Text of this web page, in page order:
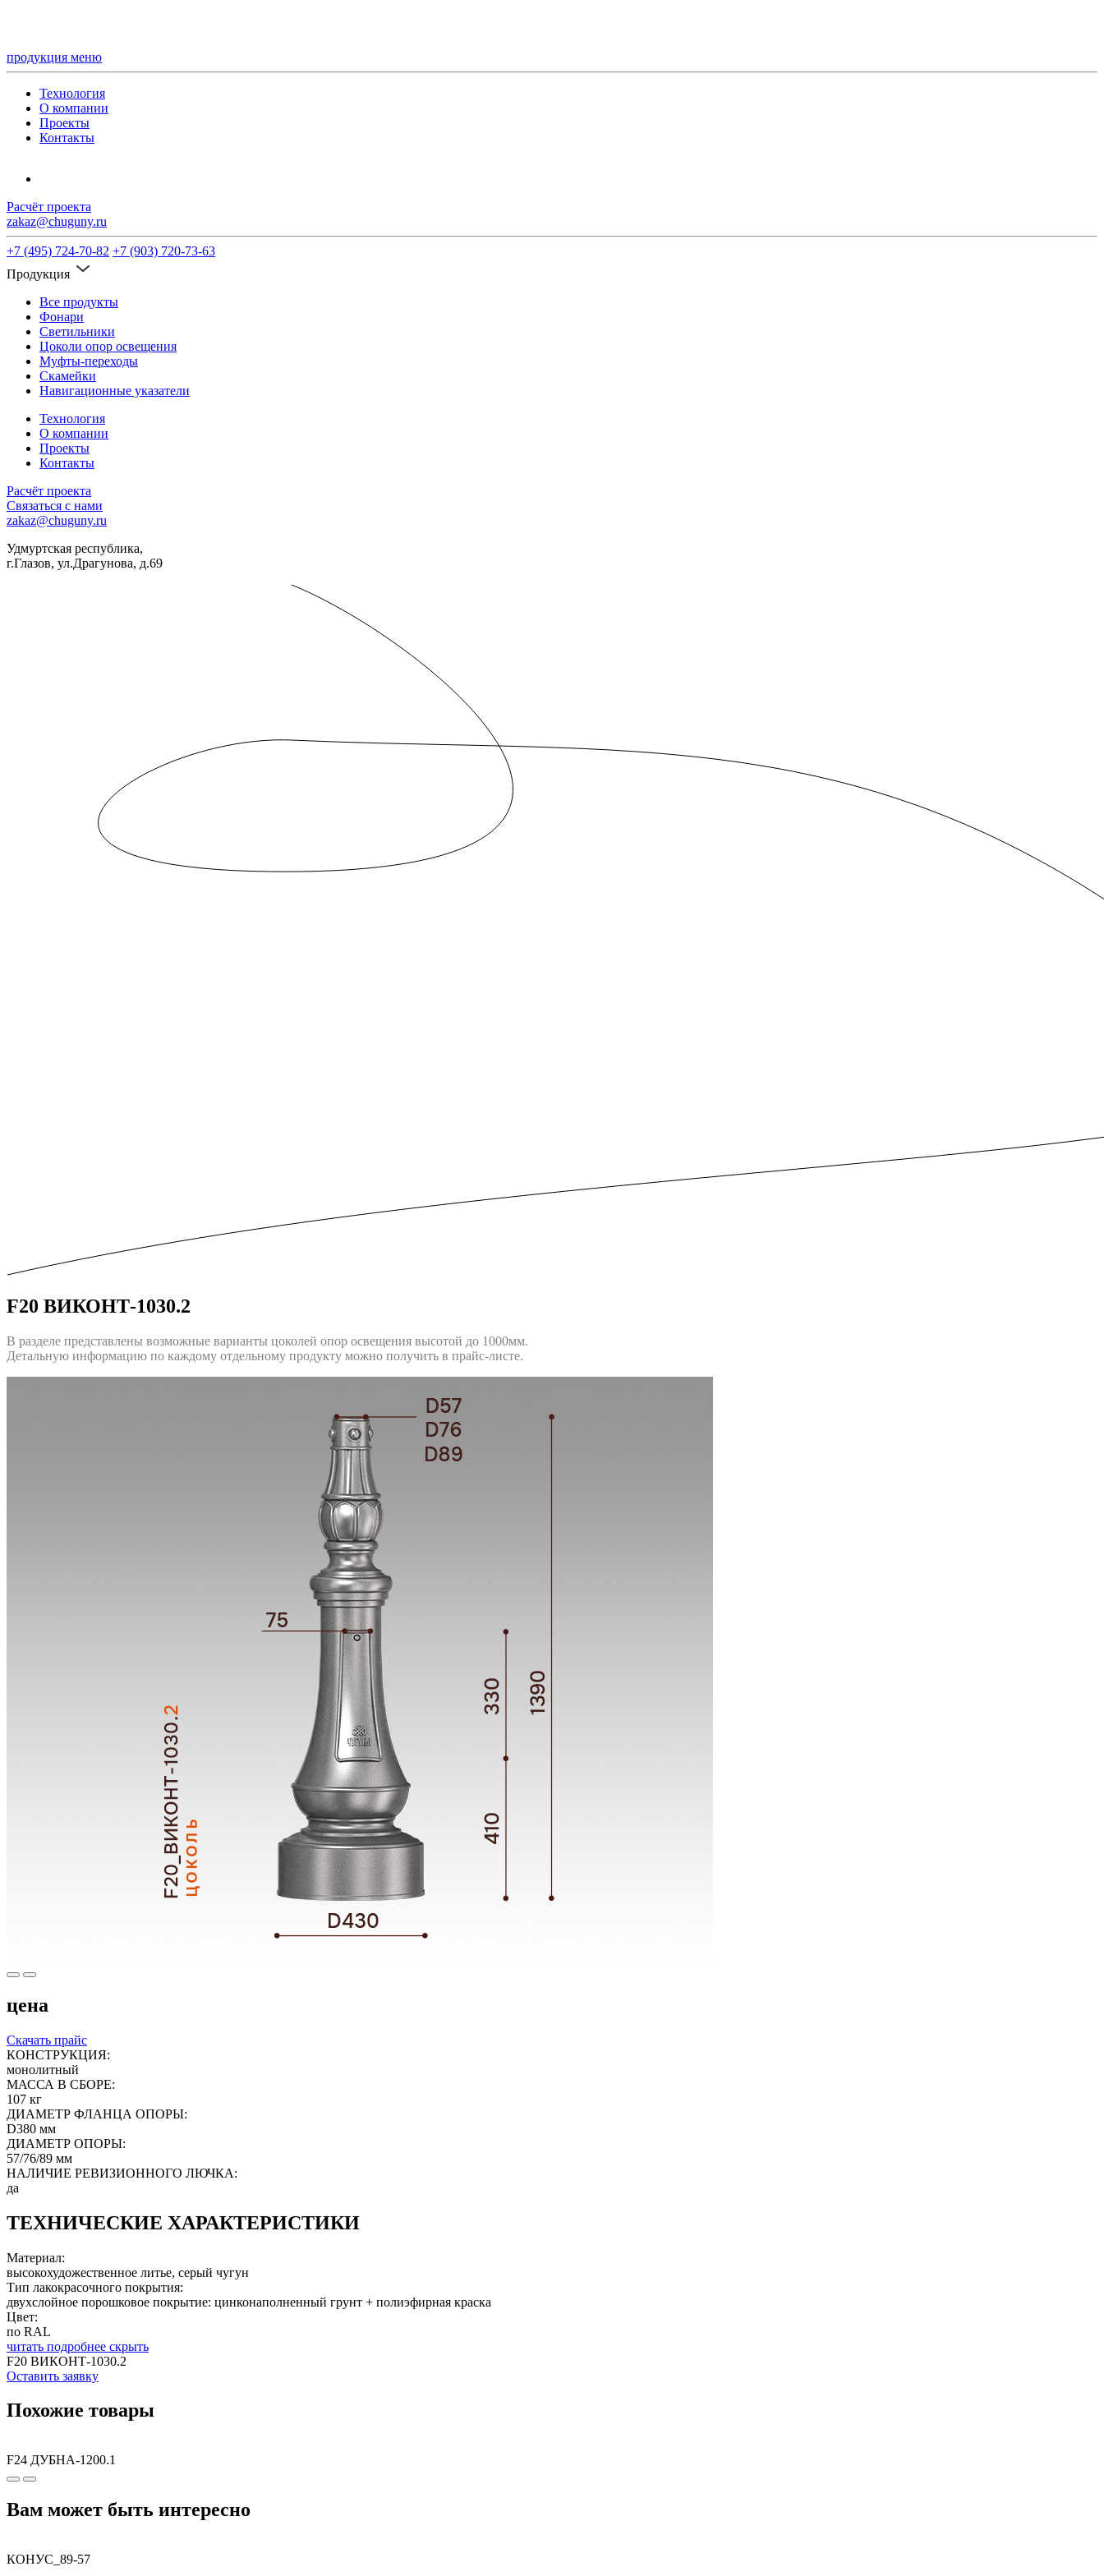
продукция меню
Технология
О компании
Проекты
Контакты
Расчёт проекта
zakaz@chuguny.ru
+7 (495) 724-70-82 +7 (903) 720-73-63
Продукция
Все продукты
Фонари
Светильники
Цоколи опор освещения
Муфты-переходы
Скамейки
Навигационные указатели
Технология
О компании
Проекты
Контакты
Расчёт проекта
Связаться с нами
zakaz@chuguny.ru
Удмуртская республика,
г.Глазов, ул.Драгунова, д.69
F20 ВИКОНТ-1030.2
В разделе представлены возможные варианты цоколей опор освещения высотой до 1000мм.
Детальную информацию по каждому отдельному продукту можно получить в прайс-листе.
цена
Скачать прайс
КОНСТРУКЦИЯ:
монолитный
МАССА В СБОРЕ:
107 кг
ДИАМЕТР ФЛАНЦА ОПОРЫ:
D380 мм
ДИАМЕТР ОПОРЫ:
57/76/89 мм
НАЛИЧИЕ РЕВИЗИОННОГО ЛЮЧКА:
да
ТЕХНИЧЕСКИЕ ХАРАКТЕРИСТИКИ
Материал:
высокохудожественное литье, серый чугун
Тип лакокрасочного покрытия:
двухслойное порошковое покрытие: цинконаполненный грунт + полиэфирная краска
Цвет:
по RAL
читать подробнее скрыть
F20 ВИКОНТ-1030.2
Оставить заявку
Похожие товары
F24 ДУБНА-1200.1
Вам может быть интересно
КОНУС_89-57